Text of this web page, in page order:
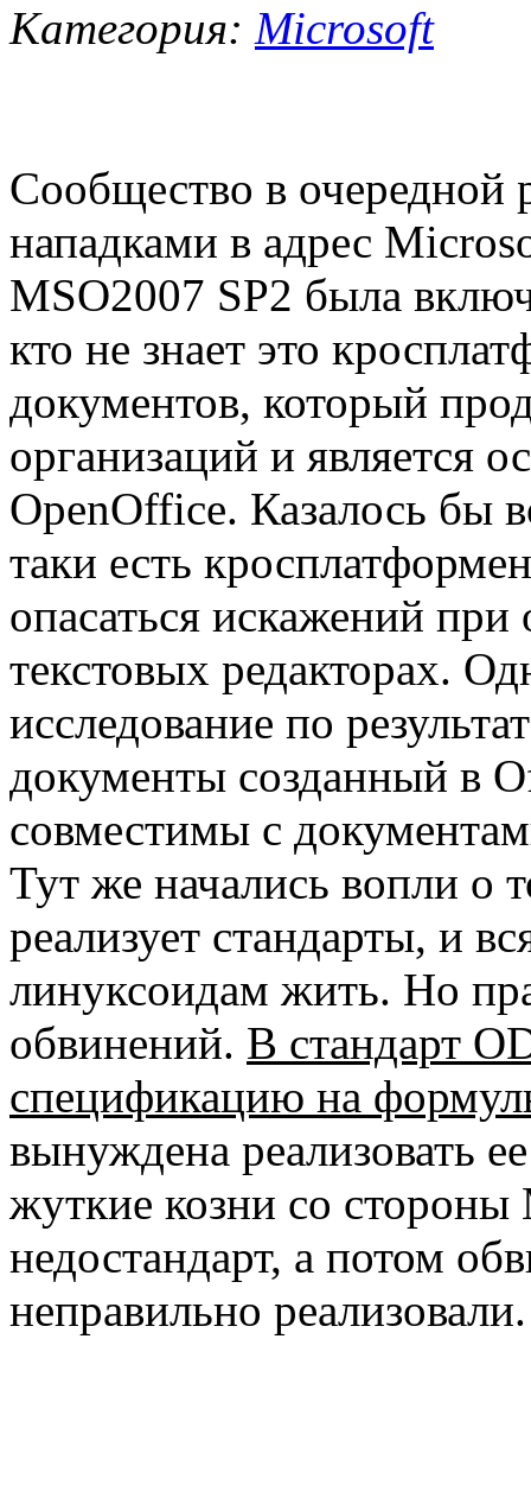
Категория: Microsoft
Сообщество в очередной
нападками в адрес
MSO2007 SP2 была
кто не знает это
документов, который
организаций и является
OpenOffice. Казалось бы
таки есть
опасаться искажений
текстовых редакторах.
исследование по
документы созданный в
совместимы с
Тут же начались вопли о
реализует стандарты, и
линуксоидам жить. Но
обвинений. В стандарт
спецификацию на
вынуждена реализовать
жуткие козни со
недостандарт, а потом
неправильно реализовали.